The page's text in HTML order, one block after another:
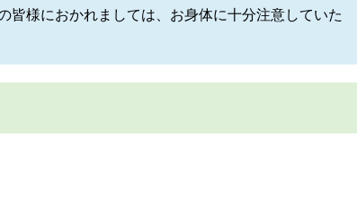
皆様におかれましては、お身体に十分注意していた